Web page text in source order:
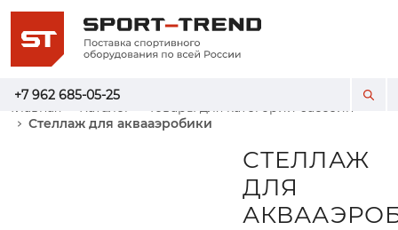
+7 962 685-05-25
Главная Каталог
Товары для категории бассейн
Стеллаж для аквааэробики
СТЕЛЛАЖ
ДЛЯ